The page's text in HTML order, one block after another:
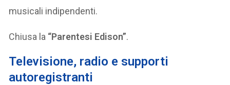
musicali indipendenti.
Chiusa la “Parentesi Edison”.
Televisione, radio e supporti
autoregistranti